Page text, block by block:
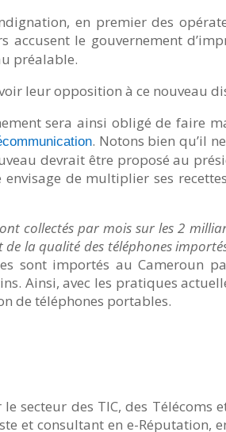
en premier des
accusent le gouvernement
préalable.
leur opposition à ce nouveau
sera ainsi obligé de faire
. Notons bien qu’il
devrait être proposé au
de multiplier ses
collectés par mois sur les 2
la qualité des téléphones
sont importés au Cameroun
Ainsi, avec les pratiques
de téléphones portables.
secteur des TIC, des Télécoms
et consultant en e-Réputation,